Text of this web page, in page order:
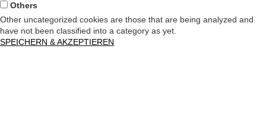
Others
Other uncategorized cookies are those that are being analyzed and
have not been classified into a category as yet.
SPEICHERN & AKZEPTIEREN